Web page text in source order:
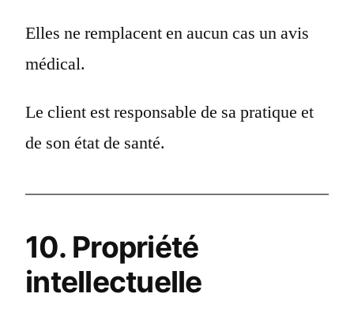
Elles ne remplacent en aucun cas un avis
médical.
Le client est responsable de sa pratique et
de son état de santé.
10. Propriété
intellectuelle